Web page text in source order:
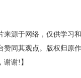
来源于网络，仅供学习
赞同其观点。版权归原
谢!】